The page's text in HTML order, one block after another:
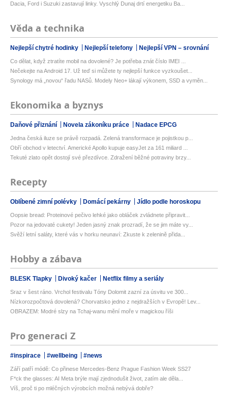
Dacia, Ford i Suzuki zastavují linky. Vyschlý Dunaj drtí energetiku Ba...
Věda a technika
Nejlepší chytré hodinky Nejlepší telefony Nejlepší VPN – srovnání
Co dělat, když ztratíte mobil na dovolené? Je potřeba znát číslo IMEI ...
Nečekejte na Android 17. Už teď si můžete ty nejlepší funkce vyzkoušet...
Synology má „novou“ řadu NASů. Modely Neo+ lákají výkonem, SSD a vyměn...
Ekonomika a byznys
Daňové přiznání Novela zákoníku práce Nadace EPCG
Jedna česká iluze se právě rozpadá. Zelená transformace je pojistkou p...
Obří obchod v letectví. Americké Apollo kupuje easyJet za 161 miliard ...
Tekuté zlato opět dostojí své přezdívce. Zdražení běžné potraviny brzy...
Recepty
Oblíbené zimní polévky Domácí pekárny Jídlo podle horoskopu
Oopsie bread: Proteinové pečivo lehké jako obláček zvládnete připravit...
Pozor na jedovaté cukety! Jeden jasný znak prozradí, že se jim máte vy...
Svěží letní saláty, které vás v horku neunaví: Zkuste k zelenině přida...
Hobby a zábava
BLESK Tlapky Divoký kačer Netflix filmy a seriály
Sraz v šest ráno. Vrchol festivalu Tóny Dolomit zazní za úsvitu ve 300...
Nízkorozpočtová dovolená? Chorvatsko jedno z nejdražších v Evropě! Lev...
OBRAZEM: Modré slzy na Tchaj-wanu mění moře v magickou říši
Pro generaci Z
#inspirace #wellbeing #news
Září patří módě: Co přinese Mercedes-Benz Prague Fashion Week SS27
F*ck the glasses: AI Meta brýle mají zjednodušit život, zatím ale děla...
Víš, proč ti po mléčných výrobcích možná nebývá dobře?